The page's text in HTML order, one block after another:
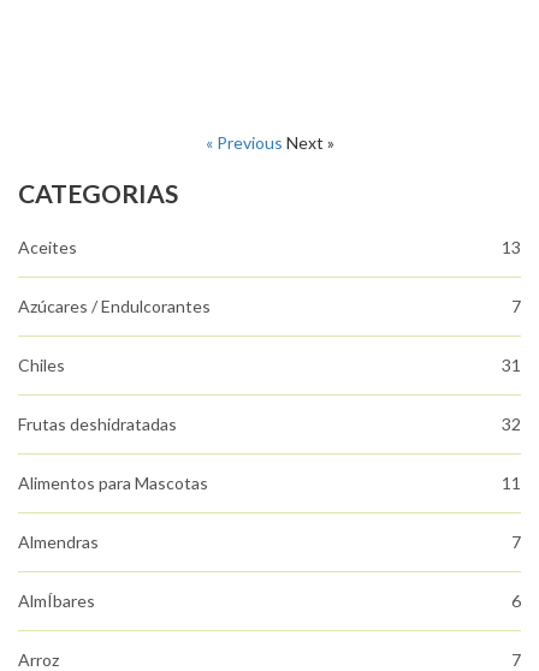
« Previous Next »
CATEGORIAS
Aceites 13
Azúcares / Endulcorantes 7
Chiles 31
Frutas deshidratadas 32
Alimentos para Mascotas 11
Almendras 7
AlmÍbares 6
Arroz 7